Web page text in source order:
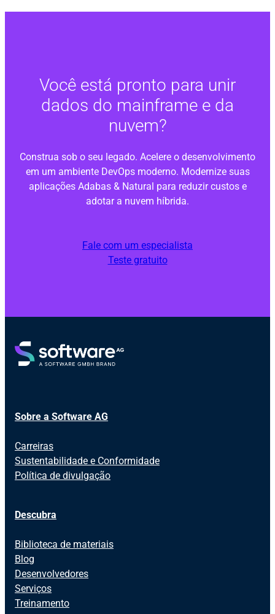
Você está pronto para unir
dados do mainframe e da
nuvem?
Construa sob o seu legado. Acelere o desenvolvimento
em um ambiente DevOps moderno. Modernize suas
aplicações Adabas & Natural para reduzir custos e
adotar a nuvem híbrida.
Fale com um especialista
Teste gratuito
Sobre a Software AG
Carreiras
Sustentabilidade e Conformidade
Política de divulgação
Descubra
Biblioteca de materiais
Blog
Desenvolvedores
Serviços
Treinamento